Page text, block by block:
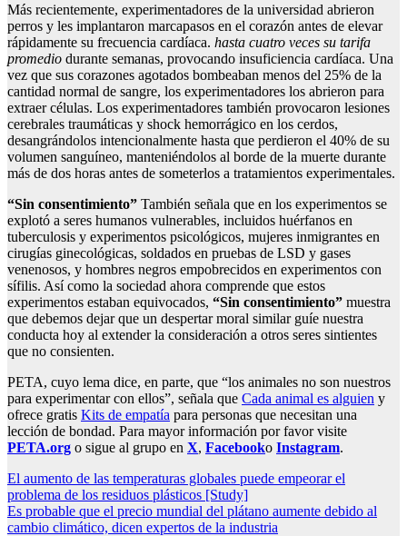
Más recientemente, experimentadores de la universidad abrieron
perros y les implantaron marcapasos en el corazón antes de elevar
rápidamente su frecuencia cardíaca. hasta cuatro veces su tarifa
promedio durante semanas, provocando insuficiencia cardíaca. Una
vez que sus corazones agotados bombeaban menos del 25% de la
cantidad normal de sangre, los experimentadores los abrieron para
extraer células. Los experimentadores también provocaron lesiones
cerebrales traumáticas y shock hemorrágico en los cerdos,
desangrándolos intencionalmente hasta que perdieron el 40% de su
volumen sanguíneo, manteniéndolos al borde de la muerte durante
más de dos horas antes de someterlos a tratamientos experimentales.
“Sin consentimiento” También señala que en los experimentos se
explotó a seres humanos vulnerables, incluidos huérfanos en
tuberculosis y experimentos psicológicos, mujeres inmigrantes en
cirugías ginecológicas, soldados en pruebas de LSD y gases
venenosos, y hombres negros empobrecidos en experimentos con
sífilis. Así como la sociedad ahora comprende que estos
experimentos estaban equivocados, “Sin consentimiento” muestra
que debemos dejar que un despertar moral similar guíe nuestra
conducta hoy al extender la consideración a otros seres sintientes
que no consienten.
PETA, cuyo lema dice, en parte, que “los animales no son nuestros
para experimentar con ellos”, señala que Cada animal es alguien y
ofrece gratis Kits de empatía para personas que necesitan una
lección de bondad. Para mayor información por favor visite
PETA.org o sigue al grupo en X, Facebooko Instagram.
Post
navigation
El aumento de las temperaturas globales puede empeorar el
problema de los residuos plásticos [Study]
Es probable que el precio mundial del plátano aumente debido al
cambio climático, dicen expertos de la industria